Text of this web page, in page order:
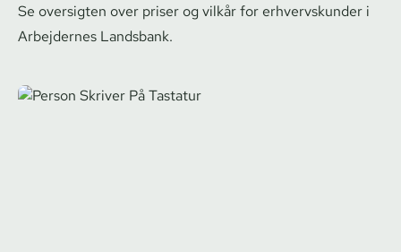
Se oversigten over priser og vilkår for erhvervskunder i
Arbejdernes Landsbank.